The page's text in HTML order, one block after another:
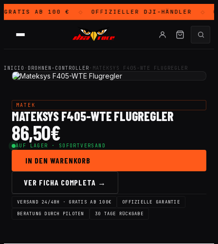
GRATISAB 100 € ◇ OFFIZIELLER DJI-HÄNDLER ◇
INICIO · DROHNEN-CONTROLLER · MATEKSYS F405-WTE FLUGREGLER
MATEK
MATEKSYS F405-WTE FLUGREGLER
86,50€
AUF LAGER · SOFORTVERSAND
IN DEN WARENKORB
VER FICHA COMPLETA →
VERSAND 24/48H · GRATIS AB 100€
OFFIZIELLE GARANTIE
BERATUNG DURCH PILOTEN
30 TAGE RÜCKGABE